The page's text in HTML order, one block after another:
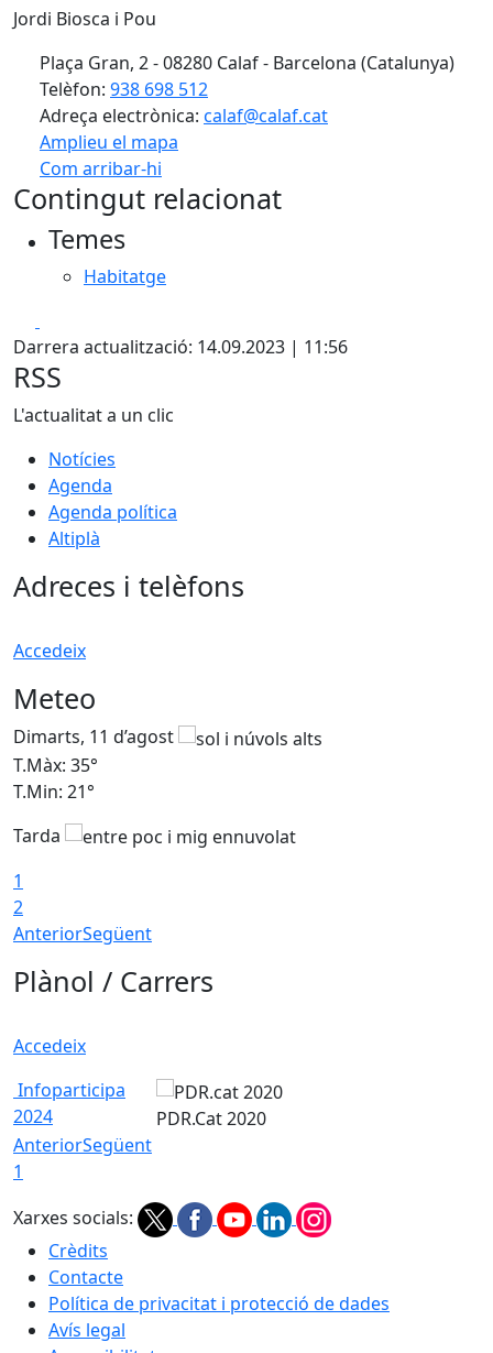
Jordi Biosca i Pou
Plaça Gran, 2 - 08280 Calaf - Barcelona (Catalunya)
Telèfon: 938 698 512
Adreça electrònica: calaf@calaf.cat
Amplieu el mapa
Com arribar-hi
+
Contingut relacionat
Temes
Habitatge
Darrera actualització: 14.09.2023 | 11:56
RSS
L'actualitat a un clic
Notícies
Agenda
Agenda política
Altiplà
Adreces i telèfons
Accedeix
Meteo
Dimarts, 11 d’agost
T.Màx: 35°
T.Min: 21°
Tarda
1
2
AnteriorSegüent
Plànol / Carrers
Accedeix
Infoparticipa
2024
PDR.Cat 2020
AnteriorSegüent
1
Xarxes socials:
Crèdits
Contacte
Política de privacitat i protecció de dades
Avís legal